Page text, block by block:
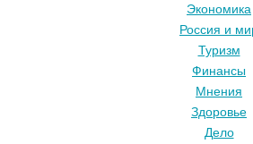
Экономика
Россия и
Туризм
Финансы
Мнения
Здоровье
Дело